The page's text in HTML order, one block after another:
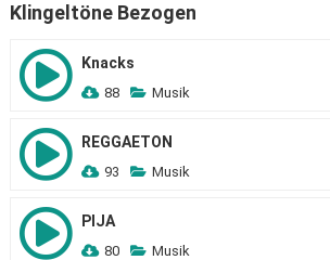
Klingeltöne Bezogen
Knacks
88 Musik
REGGAETON
93 Musik
PIJA
80 Musik